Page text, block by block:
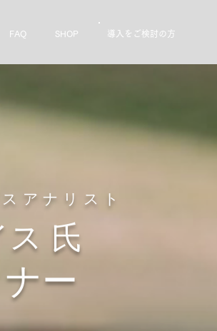
FAQ SHOP 導入をご検討の方
アナリスト
ス 氏
ー